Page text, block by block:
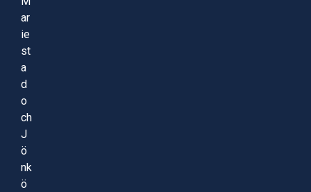
ar
ie
st
a
d
o
ch
J
ö
nk
ö